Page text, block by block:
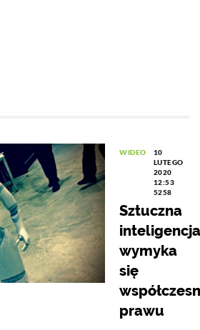
WIDEO
10
LUTEGO
2020
12:53
5258
Sztuczna
inteligencja
wymyka
się
prawu